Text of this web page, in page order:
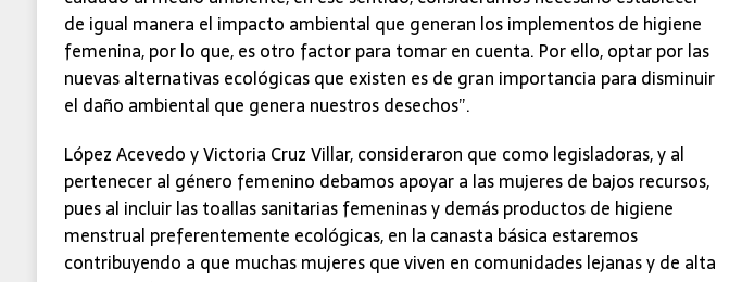
de igual manera el impacto ambiental que generan los implementos de higiene
femenina, por lo que, es otro factor para tomar en cuenta. Por ello, optar por las
nuevas alternativas ecológicas que existen es de gran importancia para disminuir
el daño ambiental que genera nuestros desechos”.
López Acevedo y Victoria Cruz Villar, consideraron que como legisladoras, y al
pertenecer al género femenino debamos apoyar a las mujeres de bajos recursos,
pues al incluir las toallas sanitarias femeninas y demás productos de higiene
menstrual preferentemente ecológicas, en la canasta básica estaremos
contribuyendo a que muchas mujeres que viven en comunidades lejanas y de alta